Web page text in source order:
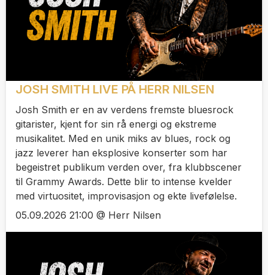
JOSH SMITH LIVE PÅ HERR NILSEN
Josh Smith er en av verdens fremste bluesrock
gitarister, kjent for sin rå energi og ekstreme
musikalitet. Med en unik miks av blues, rock og
jazz leverer han eksplosive konserter som har
begeistret publikum verden over, fra klubbscener
til Grammy Awards. Dette blir to intense kvelder
med virtuositet, improvisasjon og ekte livefølelse.
05.09.2026 21:00 @ Herr Nilsen